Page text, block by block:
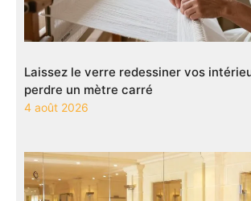
Laissez le verre redessiner vos
perdre un mètre carré
4 août 2026